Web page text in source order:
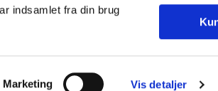
indsamlet fra din brug
Marketing Vis detaljer